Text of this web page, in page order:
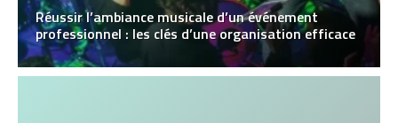
Réussir l’ambiance musicale d’un événement
professionnel : les clés d’une organisation efficace